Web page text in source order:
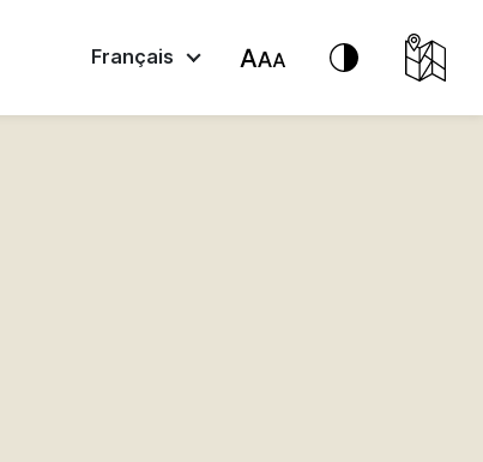
Français